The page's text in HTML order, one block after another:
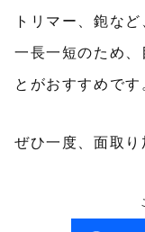
トリマー、鉋な
一長一短のため、
とがおすすめです
ぜひ一度、面取り